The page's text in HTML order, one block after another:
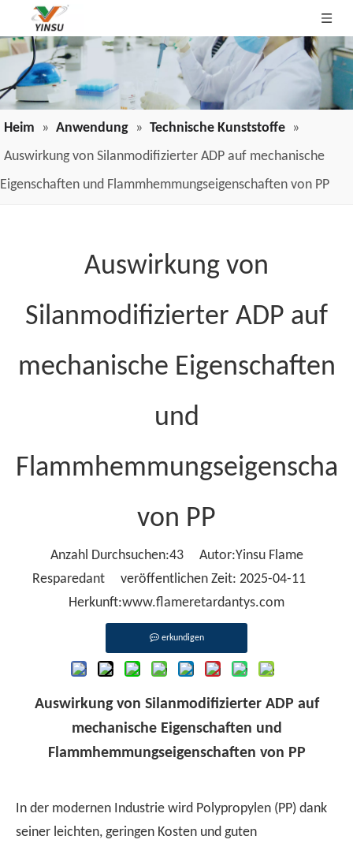
Heim » Anwendung » Technische Kunststoffe »
Auswirkung von Silanmodifizierter ADP auf mechanische
Eigenschaften und Flammhemmungseigenschaften von PP
Auswirkung von
Silanmodifizierter ADP auf
mechanische Eigenschaften
und
von PP
Anzahl Durchsuchen:43Autor:Yinsu Flame
Resparedant veröffentlichen Zeit: 2025-04-11
Herkunft:www.flameretardantys.com
erkundigen
Auswirkung von Silanmodifizierter ADP auf
mechanische Eigenschaften und
Flammhemmungseigenschaften von PP
In der modernen Industrie wird Polypropylen (PP) dank
seiner leichten, geringen Kosten und guten